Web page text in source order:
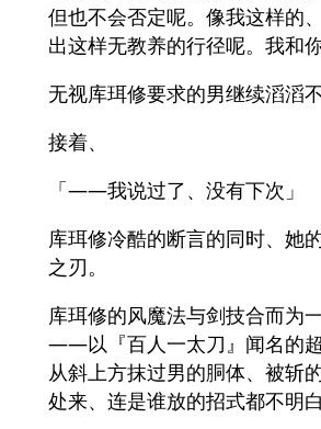
但也不会否定呢。像我这样的
出这样无教养的行径呢。我和
无视库珥修要求的男继续滔滔
接着、
「――我说过了、没有下次」
库珥修冷酷的断言的同时、她
之刃。
库珥修的风魔法与剑技合而为
――以『百人一太刀』闻名的超
从斜上方抹过男的胴体、被斩
处来、连是谁放的招式都不明白